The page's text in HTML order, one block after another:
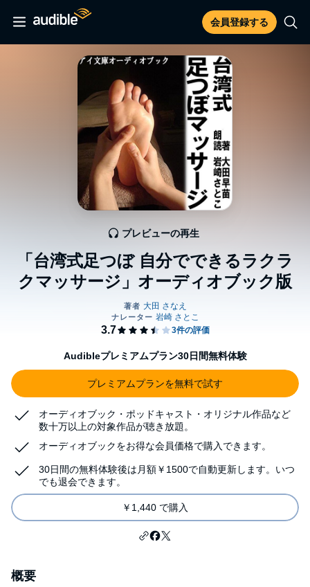
会員登録する
「台湾式足つぼ 自分でできるラクラ
クマッサージ」オーディオブック版
プレビューの再生
Audibleプレミアムプラン30日間無料体験
プレミアムプランを無料で試す
オーディオブック・ポッドキャスト・オリジナル作品など
数十万以上の対象作品が聴き放題。
オーディオブックをお得な会員価格で購入できます。
30日間の無料体験後は月額￥1500で自動更新します。いつ
でも退会できます。
￥1,440 で購入
概要